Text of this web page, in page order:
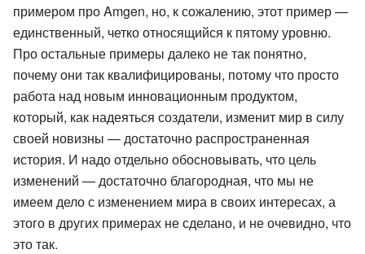
примером про Amgen, но, к сожалению, этот пример —
единственный, четко относящийся к пятому уровню.
Про остальные примеры далеко не так понятно,
почему они так квалифицированы, потому что просто
работа над новым инновационным продуктом,
который, как надеяться создатели, изменит мир в силу
своей новизны — достаточно распространенная
история. И надо отдельно обосновывать, что цель
изменений — достаточно благородная, что мы не
имеем дело с изменением мира в своих интересах, а
этого в других примерах не сделано, и не очевидно, что
это так.